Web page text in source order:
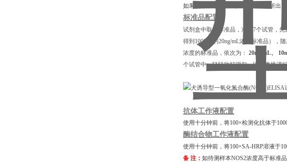
如果洗涤液 /稀释液（20×）有晶体析出
标准品配置
试剂盒中取出标准品，准备 7个试管，先
得到1000μL的20ng/mL浓度标准品），
浓度的标准品，依次为： 20ng/mL、
个试管中，轻轻吹打混匀，以此类推进
抗体工作液配置
使用十分钟前，将100×检测化抗体于
酶结合物工作液配置
使用十分钟前，将100×SA-HRP溶液于
备 注： 如待测样本NOS2浓度高于标准